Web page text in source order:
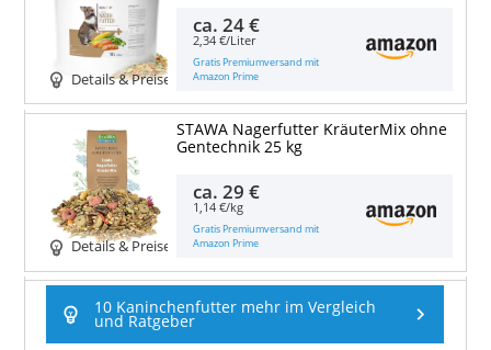
Details & Preise
ca.24 €
2,34 €/Liter
Gratis Premiumversand mit
Amazon Prime
Details & Preise
STAWA Nagerfutter KräuterMix ohne
Gentechnik 25 kg
ca.29 €
1,14 €/kg
Gratis Premiumversand mit
Amazon Prime
10 Kaninchenfutter mehr im Vergleich
und Ratgeber